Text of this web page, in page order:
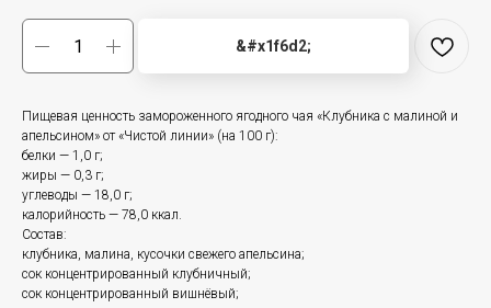
&#x1f6d2;
Пищевая ценность замороженного ягодного чая «Клубника с малиной и
апельсином» от «Чистой линии» (на 100 г):
белки — 1,0 г;
жиры — 0,3 г;
углеводы — 18,0 г;
калорийность — 78,0 ккал.
Состав:
клубника, малина, кусочки свежего апельсина;
сок концентрированный клубничный;
сок концентрированный вишнёвый;